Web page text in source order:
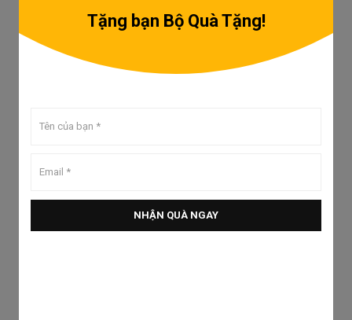
Tặng bạn Bộ Quà Tặng!